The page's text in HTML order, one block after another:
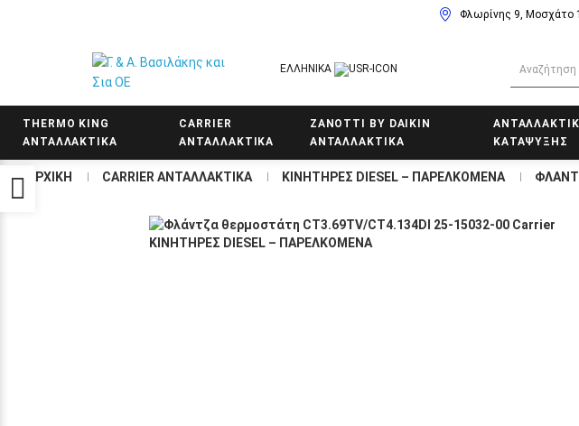
Φλωρίνης 9, Μοσχάτο
ΕΛΛΗΝΙΚΑ
THERMO KING
ΑΝΤΑΛΛΑΚΤΙΚΑ
CARRIER
ΑΝΤΑΛΛΑΚΤΙΚΑ
ZANOTTI BY DAIKIN
ΑΝΤΑΛΛΑΚΤΙΚΑ
ΚΑΤΑΨΥΞΗΣ
ΑΡΧΙΚΗ CARRIER ΑΝΤΑΛΛΑΚΤΙΚΑ KΙΝΗΤΗΡΕΣ DIESEL – ΠΑΡΕΛΚΟΜΕΝΑ
Προσβασιμότητα